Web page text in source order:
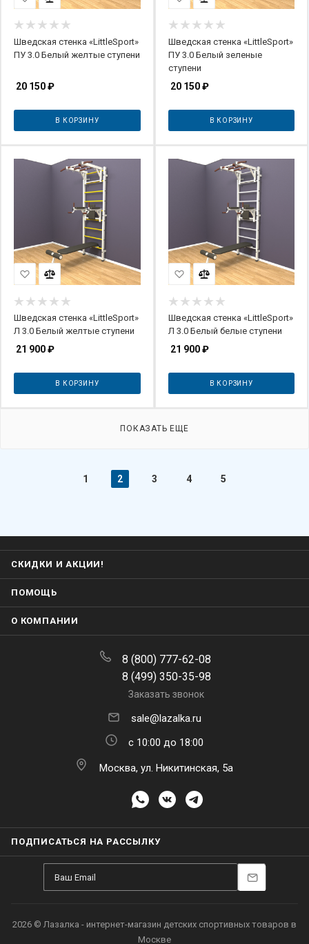
Шведская стенка «LittleSport»
ПУ 3.0 Белый желтые ступени
20 150₽
В КОРЗИНУ
Шведская стенка «LittleSport»
ПУ 3.0 Белый зеленые
ступени
20 150₽
В КОРЗИНУ
Шведская стенка «LittleSport»
Л 3.0 Белый желтые ступени
21 900₽
В КОРЗИНУ
Шведская стенка «LittleSport»
Л 3.0 Белый белые ступени
21 900₽
В КОРЗИНУ
ПОКАЗАТЬ ЕЩЕ
1 2 3 4 5
СКИДКИ И АКЦИИ!
ПОМОЩЬ
О КОМПАНИИ
8 (800) 777-62-08
8 (499) 350-35-98
Заказать звонок
sale@lazalka.ru
с 10:00 до 18:00
Москва, ул. Никитинская, 5а
ПОДПИСАТЬСЯ НА РАССЫЛКУ
2026 © Лазалка - интернет-магазин детских спортивных товаров в
Москве